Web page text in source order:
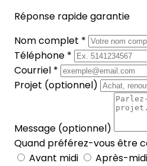
Réponse rapide garantie
Nom complet *
Téléphone *
Courriel *
Projet (optionnel)
Message (optionnel)
Quand préférez-vous être
Avant midi
Après-midi